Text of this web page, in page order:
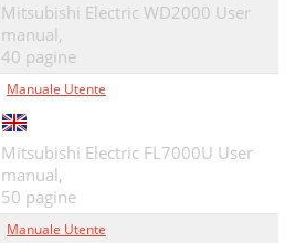
Mitsubishi Electric WD2000 User
manual,
40 pagine
Manuale Utente
Mitsubishi Electric FL7000U User
manual,
50 pagine
Manuale Utente